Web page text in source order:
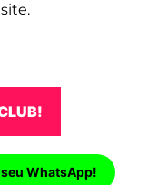
seu WhatsApp!